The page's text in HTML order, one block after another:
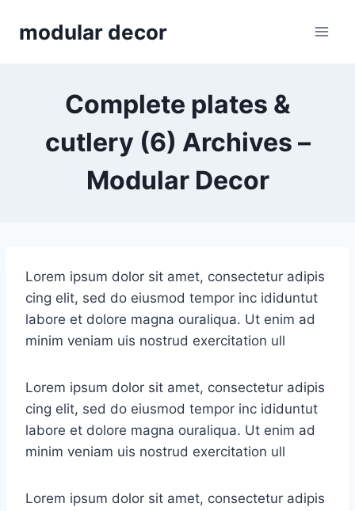
modular decor
Complete plates &
cutlery (6) Archives –
Modular Decor
Lorem ipsum dolor sit amet, consectetur adipis
cing elit, sed do eiusmod tempor inc ididuntut
labore et dolore magna ouraliqua. Ut enim ad
minim veniam uis nostrud exercitation ull
Lorem ipsum dolor sit amet, consectetur adipis
cing elit, sed do eiusmod tempor inc ididuntut
labore et dolore magna ouraliqua. Ut enim ad
minim veniam uis nostrud exercitation ull
Lorem ipsum dolor sit amet, consectetur adipis